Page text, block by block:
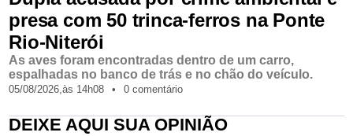
presa com 50 trinca-ferros na Ponte
Rio-Niterói
As aves foram encontradas dentro de um carro,
espalhadas no banco de trás e no chão do veículo.
05/08/2026,às 14h08 • 0 comentário
DEIXE AQUI SUA OPINIÃO